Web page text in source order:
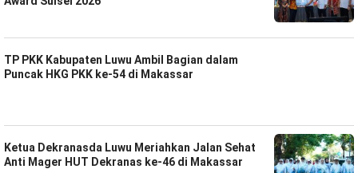
TP PKK Kabupaten Luwu Ambil Bagian dalam
Puncak HKG PKK ke-54 di Makassar
Ketua Dekranasda Luwu Meriahkan Jalan Sehat
Anti Mager HUT Dekranas ke-46 di Makassar